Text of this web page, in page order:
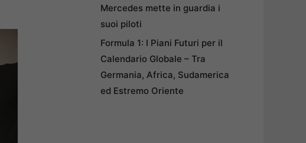
Mercedes mette in guardia i
suoi piloti
Formula 1: I Piani Futuri per il
Calendario Globale – Tra
Germania, Africa, Sudamerica
ed Estremo Oriente